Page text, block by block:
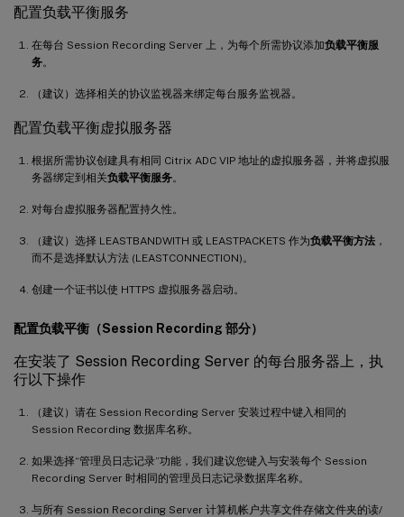
配置负载平衡服务
在每台 Session Recording Server 上，为每个所需协议添加负载平衡服
务。
（建议）选择相关的协议监视器来绑定每台服务监视器。
配置负载平衡虚拟服务器
根据所需协议创建具有相同 Citrix ADC VIP 地址的虚拟服务器，并将虚拟服
务器绑定到相关负载平衡服务。
对每台虚拟服务器配置持久性。
（建议）选择 LEASTBANDWITH 或 LEASTPACKETS 作为负载平衡方法 ，
而不是选择默认方法 (LEASTCONNECTION)。
创建一个证书以使 HTTPS 虚拟服务器启动。
配置负载平衡（Session Recording 部分）
在安装了 Session Recording Server 的每台服务器上，执
行以下操作
（建议）请在 Session Recording Server 安装过程中键入相同的
Session Recording 数据库名称。
如果选择“管理员日志记录”功能，我们建议您键入与安装每个 Session
Recording Server 时相同的管理员日志记录数据库名称。
与所有 Session Recording Server 计算机帐户共享文件存储文件夹的读/